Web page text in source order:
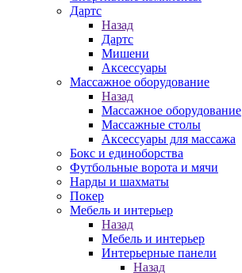
Дартс
Назад
Дартс
Мишени
Аксессуары
Массажное оборудование
Назад
Массажное оборудование
Массажные столы
Аксессуары для массажа
Бокс и единоборства
Футбольные ворота и мячи
Нарды и шахматы
Покер
Мебель и интерьер
Назад
Мебель и интерьер
Интерьерные панели
Назад